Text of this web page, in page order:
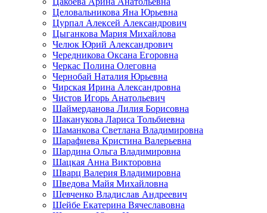
Целовальникова Яна Юрьевна
Цурпал Алексей Александрович
Цыганкова Мария Михайлова
Челюк Юрий Александрович
Чередникова Оксана Егоровна
Черкас Полина Олеговна
Чернобай Наталия Юрьевна
Чирская Ирина Александровна
Чистов Игорь Анатольевич
Шаймерданова Лилия Борисовна
Шаканукова Лариса Тольбиевна
Шаманкова Светлана Владимировна
Шарафиева Кристина Валерьевна
Шардина Ольга Владимировна
Шацкая Анна Викторовна
Шварц Валерия Владимировна
Шведова Майя Михайловна
Шевченко Владислав Андреевич
Шейбе Екатерина Вячеславовна